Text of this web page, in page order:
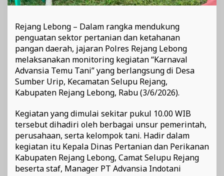
Rejang Lebong – Dalam rangka mendukung
penguatan sektor pertanian dan ketahanan
pangan daerah, jajaran Polres Rejang Lebong
melaksanakan monitoring kegiatan “Karnaval
Advansia Temu Tani” yang berlangsung di Desa
Sumber Urip, Kecamatan Selupu Rejang,
Kabupaten Rejang Lebong, Rabu (3/6/2026).
Kegiatan yang dimulai sekitar pukul 10.00 WIB
tersebut dihadiri oleh berbagai unsur pemerintah,
perusahaan, serta kelompok tani. Hadir dalam
kegiatan itu Kepala Dinas Pertanian dan Perikanan
Kabupaten Rejang Lebong, Camat Selupu Rejang
beserta staf, Manager PT Advansia Indotani